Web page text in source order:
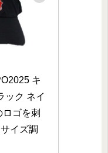
キ
ック ネイ
ゴを刺
イズ調